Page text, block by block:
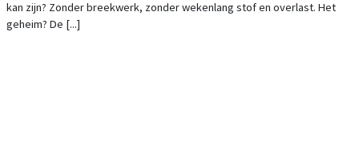
kan zijn? Zonder breekwerk, zonder wekenlang stof en overlast. Het
geheim? De [...]